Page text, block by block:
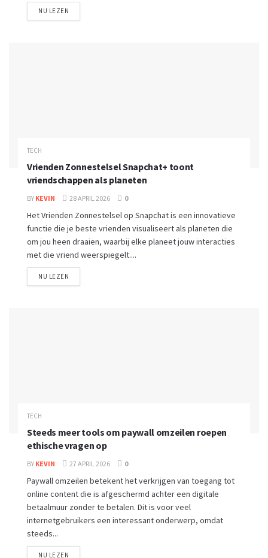
NU LEZEN
TECH
Vrienden Zonnestelsel Snapchat+ toont
vriendschappen als planeten
BY KEVIN 28 APRIL 2026 0
Het Vrienden Zonnestelsel op Snapchat is een innovatieve
functie die je beste vrienden visualiseert als planeten die
om jou heen draaien, waarbij elke planeet jouw interacties
met die vriend weerspiegelt....
NU LEZEN
TECH
Steeds meer tools om paywall omzeilen roepen
ethische vragen op
BY KEVIN 27 APRIL 2026 0
Paywall omzeilen betekent het verkrijgen van toegang tot
online content die is afgeschermd achter een digitale
betaalmuur zonder te betalen. Dit is voor veel
internetgebruikers een interessant onderwerp, omdat
steeds...
NU LEZEN